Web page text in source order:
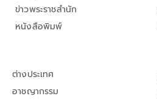
ข่าวพระราชสำนัก
หนังสือพิมพ์
ต่างประเทศ
อาชญากรรม